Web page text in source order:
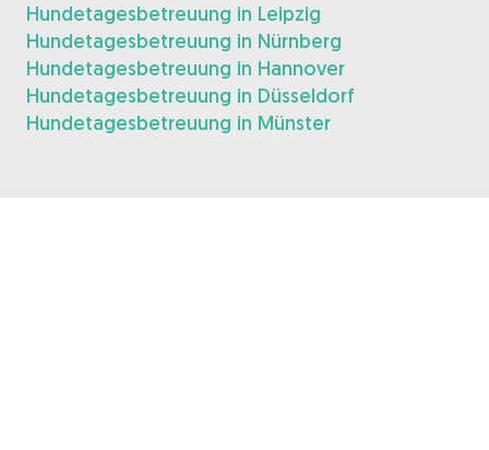
Hundetagesbetreuung in Leipzig
Hundetagesbetreuung in Nürnberg
Hundetagesbetreuung in Hannover
Hundetagesbetreuung in Düsseldorf
Hundetagesbetreuung in Münster